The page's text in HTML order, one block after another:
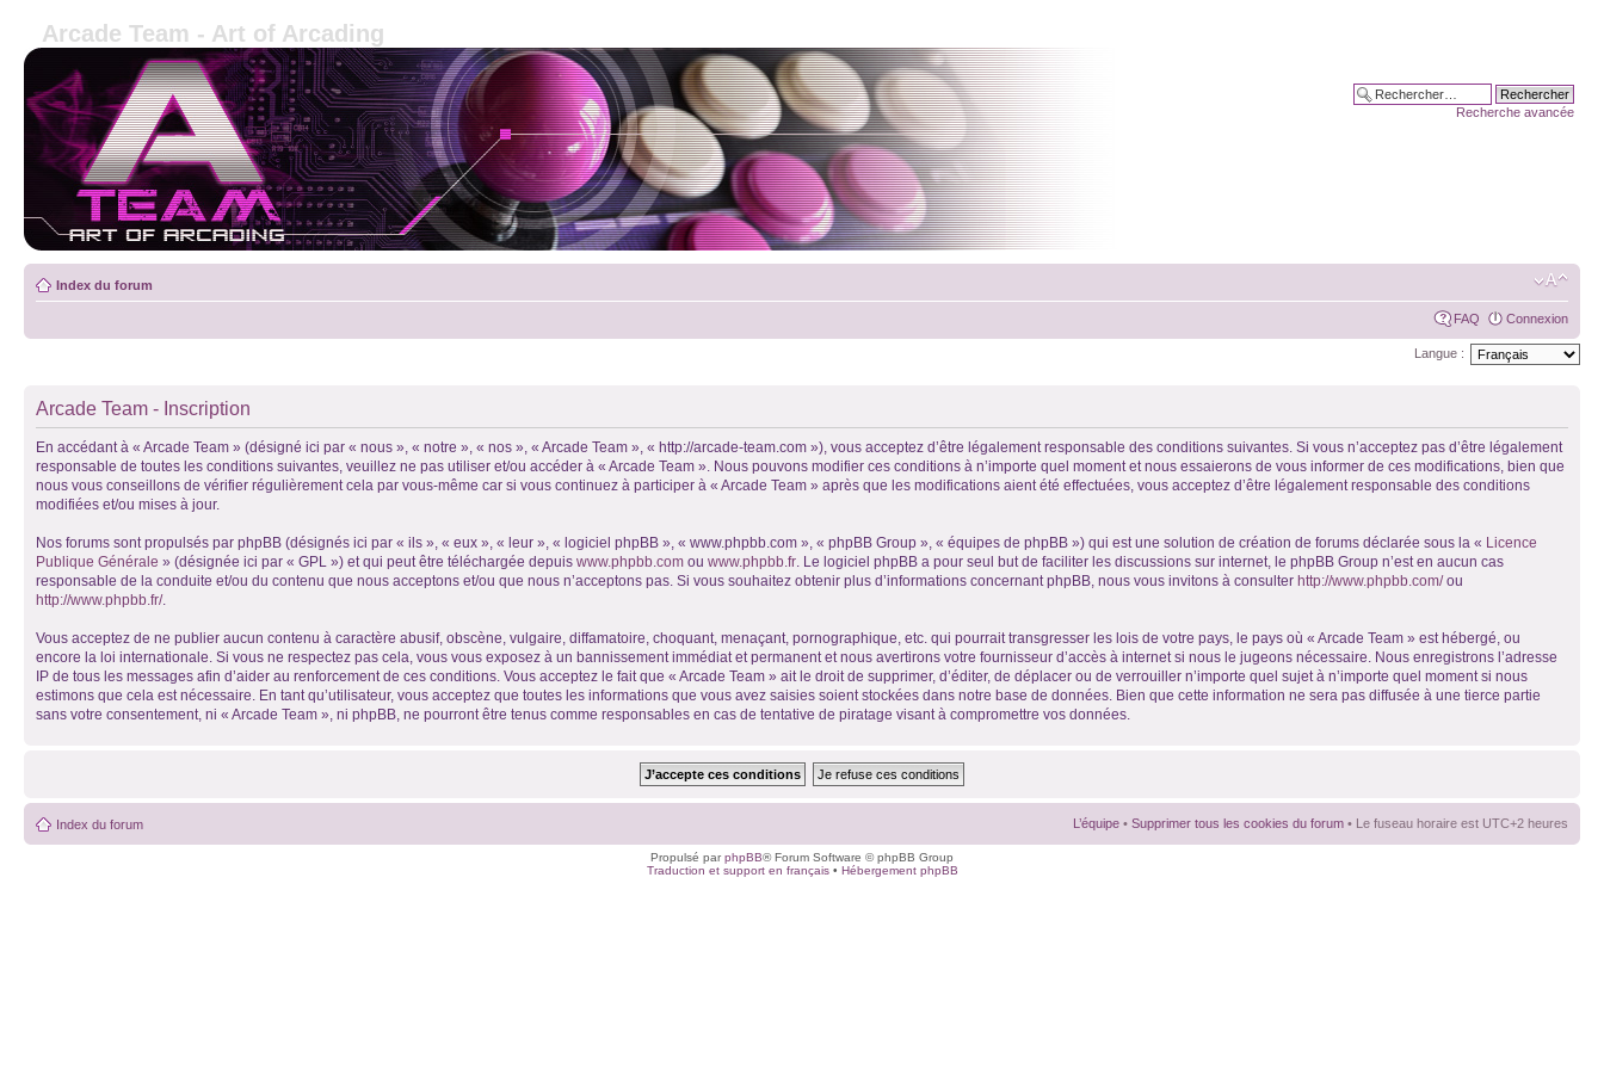
Arcade Team - Art of Arcading
Recherche avancée
Index du forum
FAQ Connexion
Langue :
Arcade Team - Inscription
En accédant à « Arcade Team » (désigné ici par « nous », « notre », « nos », « Arcade Team », « http://arcade-team.com »), vous acceptez d’être légalement responsable des conditions suivantes. Si vous n’acceptez pas d’être légalement
responsable de toutes les conditions suivantes, veuillez ne pas utiliser et/ou accéder à « Arcade Team ». Nous pouvons modifier ces conditions à n’importe quel moment et nous essaierons de vous informer de ces modifications, bien que
nous vous conseillons de vérifier régulièrement cela par vous-même car si vous continuez à participer à « Arcade Team » après que les modifications aient été effectuées, vous acceptez d’être légalement responsable des conditions
modifiées et/ou mises à jour.
Nos forums sont propulsés par phpBB (désignés ici par « ils », « eux », « leur », « logiciel phpBB », « www.phpbb.com », « phpBB Group », « équipes de phpBB ») qui est une solution de création de forums déclarée sous la « Licence
Publique Générale » (désignée ici par « GPL ») et qui peut être téléchargée depuis www.phpbb.com ou www.phpbb.fr . Le logiciel phpBB a pour seul but de faciliter les discussions sur internet, le phpBB Group n’est en aucun cas
responsable de la conduite et/ou du contenu que nous acceptons et/ou que nous n’acceptons pas. Si vous souhaitez obtenir plus d’informations concernant phpBB, nous vous invitons à consulter http://www.phpbb.com/ou
http://www.phpbb.fr/.
Vous acceptez de ne publier aucun contenu à caractère abusif, obscène, vulgaire, diffamatoire, choquant, menaçant, pornographique, etc. qui pourrait transgresser les lois de votre pays, le pays où « Arcade Team » est hébergé, ou
encore la loi internationale. Si vous ne respectez pas cela, vous vous exposez à un bannissement immédiat et permanent et nous avertirons votre fournisseur d’accès à internet si nous le jugeons nécessaire. Nous enregistrons l’adresse
IP de tous les messages afin d’aider au renforcement de ces conditions. Vous acceptez le fait que « Arcade Team » ait le droit de supprimer, d’éditer, de déplacer ou de verrouiller n’importe quel sujet à n’importe quel moment si nous
estimons que cela est nécessaire. En tant qu’utilisateur, vous acceptez que toutes les informations que vous avez saisies soient stockées dans notre base de données. Bien que cette information ne sera pas diffusée à une tierce partie
sans votre consentement, ni « Arcade Team », ni phpBB, ne pourront être tenus comme responsables en cas de tentative de piratage visant à compromettre vos données.
Index du forum L’équipe • Supprimer tous les cookies du forum • Le fuseau horaire est UTC+2 heures
Propulsé parphpBB® Forum Software © phpBB Group
Traduction et support en français• Hébergement phpBB